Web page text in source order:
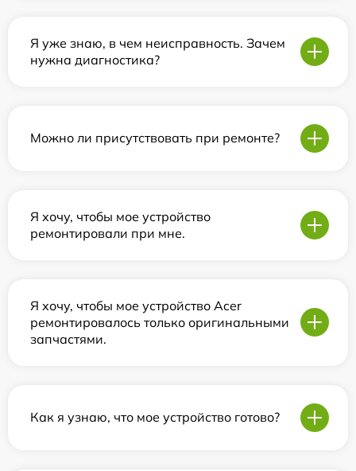
Я уже знаю, в чем неисправность. Зачем
нужна диагностика?
Можно ли присутствовать при ремонте?
Я хочу, чтобы мое устройство
ремонтировали при мне.
Я хочу, чтобы мое устройство Acer
ремонтировалось только оригинальными
запчастями.
Как я узнаю, что мое устройство готово?